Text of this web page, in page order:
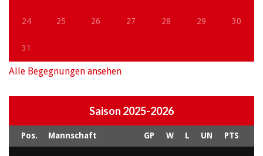
24 25 26 27 28 29 30
31
Alle Begegnungen ansehen
Saison 2025-2026
Pos. Mannschaft GP W L UN PTS